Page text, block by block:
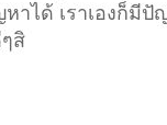
สิ